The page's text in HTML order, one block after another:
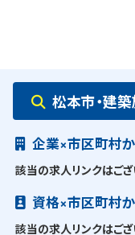
松本市・建
企業×市区町村
該当の求人リンクはござ
資格×市区町村
該当の求人リンクはござ